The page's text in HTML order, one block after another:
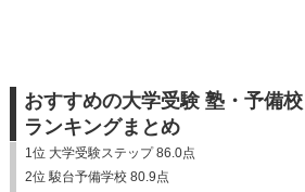
おすすめの大学受験 塾・予備
ランキングまとめ
1位 大学受験ステップ 86.0点
2位 駿台予備学校 80.9点